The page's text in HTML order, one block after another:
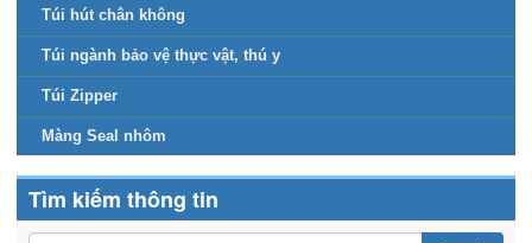
Túi hút chân không
Túi ngành bảo vệ thực vật, thú y
Túi Zipper
Màng Seal nhôm
Tìm kiếm thông tin